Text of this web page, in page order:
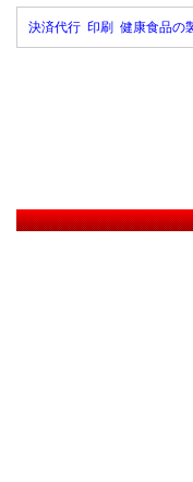
決済代行 印刷 健康食品の